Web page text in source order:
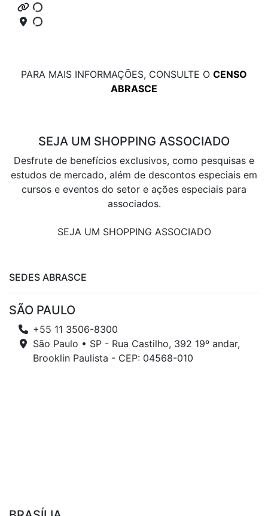
PARA MAIS INFORMAÇÕES, CONSULTE O CENSO
ABRASCE
SEJA UM SHOPPING ASSOCIADO
Desfrute de benefícios exclusivos, como pesquisas e
estudos de mercado, além de descontos especiais em
cursos e eventos do setor e ações especiais para
associados.
SEJA UM SHOPPING ASSOCIADO
SEDES ABRASCE
SÃO PAULO
+55 11 3506-8300
São Paulo • SP - Rua Castilho, 392 19º andar,
Brooklin Paulista - CEP: 04568-010